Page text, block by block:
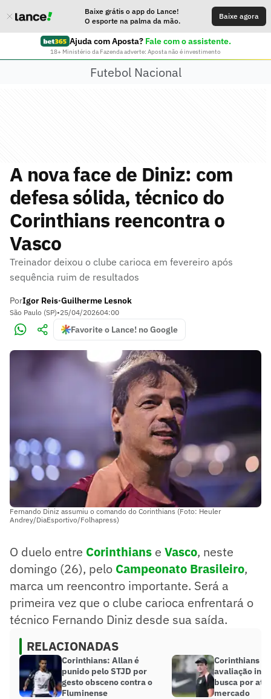
Baixe grátis o app do Lance!
O esporte na palma da mão.
Baixe agora
Ajuda com Aposta? Fale com o assistente.
18+ Ministério da Fazenda adverte: Aposta não é investimento
Futebol Nacional
A nova face de Diniz: com
defesa sólida, técnico do
Corinthians reencontra o
Vasco
Treinador deixou o clube carioca em fevereiro após
sequência ruim de resultados
PorIgor Reis•Guilherme Lesnok
São Paulo (SP)•25/04/202604:00
Favorite o Lance! no Google
Fernando Diniz assumiu o comando do Corinthians (Foto: Heuler
Andrey/DiaEsportivo/Folhapress)
O duelo entre Corinthians e Vasco, neste
domingo (26), pelo Campeonato Brasileiro,
marca um reencontro importante. Será a
primeira vez que o clube carioca enfrentará o
técnico Fernando Diniz desde sua saída.
RELACIONADAS
Corinthians: Allan é
punido pelo STJD por
gesto obsceno contra o
Fluminense
Corinthians
avaliação
busca por
mercado